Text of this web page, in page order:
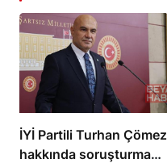
İYİ Partili Turhan Çömez
hakkında soruşturma